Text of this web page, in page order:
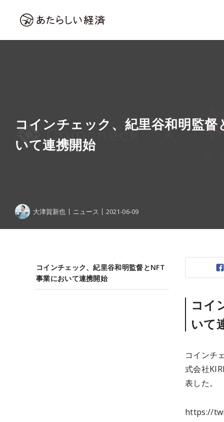
コインチェック、紀里谷和明監督
いて連携開始
大津賀新也 ニュース 2021-06-09
コイ
いて
コインチ
式会社
表した。
https://
コインチェック、紀里谷和明監督とNFT
事業において連携開始